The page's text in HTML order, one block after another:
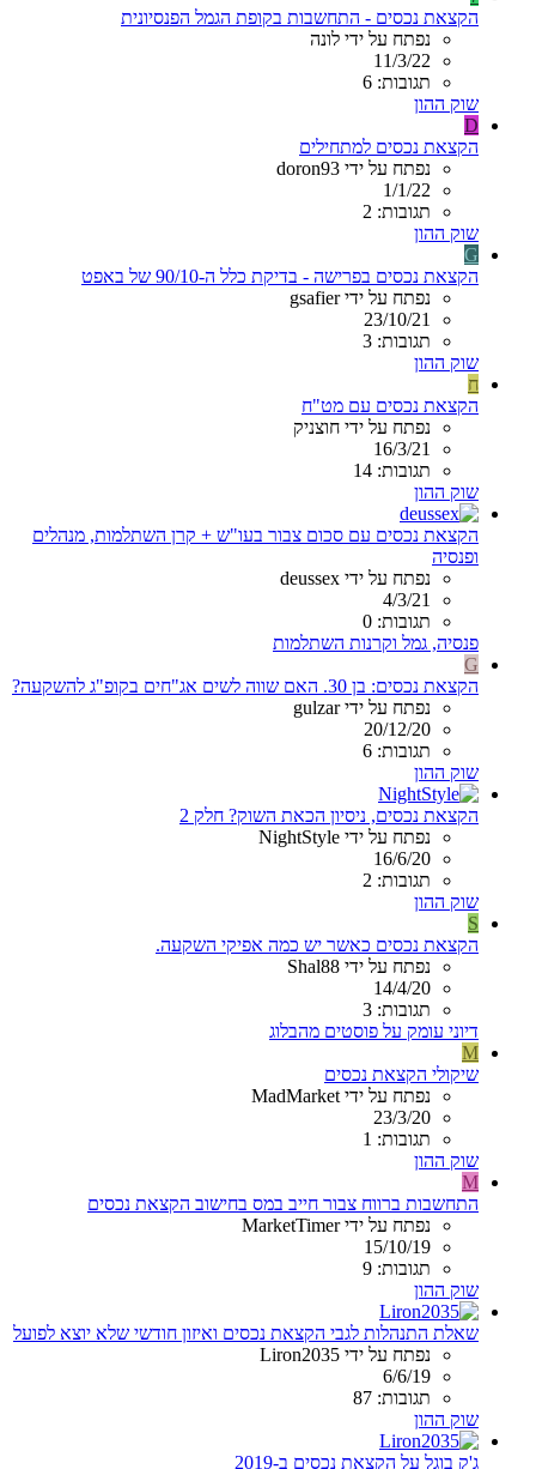
הקצאת נכסים - התחשבות בקופת הגמל הפנסיונית
נפתח על ידי לונה
11/3/22
תגובות: 6
שוק ההון
D
הקצאת נכסים למתחילים
נפתח על ידי doron93
1/1/22
תגובות: 2
שוק ההון
G
הקצאת נכסים בפרישה - בדיקת כלל ה-90/10 של באפט
נפתח על ידי gsafier
23/10/21
תגובות: 3
שוק ההון
ח
הקצאת נכסים עם מט"ח
נפתח על ידי חוצניק
16/3/21
תגובות: 14
שוק ההון
הקצאת נכסים עם סכום צבור בעו"ש + קרן השתלמות, מנהלים
ופנסיה
נפתח על ידי deussex
4/3/21
תגובות: 0
פנסיה, גמל וקרנות השתלמות
G
הקצאת נכסים: בן 30. האם שווה לשים אג"חים בקופ"ג להשקעה?
נפתח על ידי gulzar
20/12/20
תגובות: 6
שוק ההון
הקצאת נכסים, ניסיון הכאת השוק? חלק 2
נפתח על ידי NightStyle
16/6/20
תגובות: 2
שוק ההון
S
הקצאת נכסים כאשר יש כמה אפיקי השקעה.
נפתח על ידי Shal88
14/4/20
תגובות: 3
דיוני עומק על פוסטים מהבלוג
M
שיקולי הקצאת נכסים
נפתח על ידי MadMarket
23/3/20
תגובות: 1
שוק ההון
M
התחשבות ברווח צבור חייב במס בחישוב הקצאת נכסים
נפתח על ידי MarketTimer
15/10/19
תגובות: 9
שוק ההון
שאלת התנהלות לגבי הקצאת נכסים ואיזון חודשי שלא יוצא לפועל
נפתח על ידי Liron2035
6/6/19
תגובות: 87
שוק ההון
ג'ק בוגל על הקצאת נכסים ב-2019